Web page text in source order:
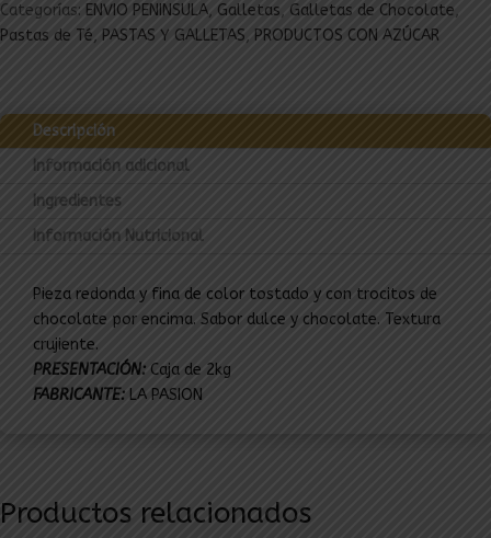
Categorías: ENVIO PENINSULA, Galletas, Galletas de Chocolate,
Pastas de Té, PASTAS Y GALLETAS, PRODUCTOS CON AZÚCAR
Descripción
Información adicional
Ingredientes
Información Nutricional
Pieza redonda y fina de color tostado y con trocitos de
chocolate por encima. Sabor dulce y chocolate. Textura
crujiente.
PRESENTACIÓN: Caja de 2kg
FABRICANTE: LA PASION
Productos relacionados